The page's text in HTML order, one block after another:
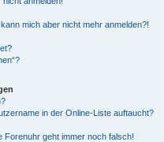
mich aber nicht mehr anmelden?!
in der Online-Liste auftaucht?
Forenuhr geht immer noch falsch!